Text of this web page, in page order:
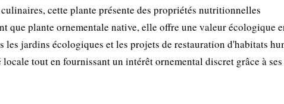
cette plante présente des propriétés nutritionnelles
que plante ornementale native, elle offre une valeur écologique
jardins écologiques et les projets de restauration d'habitats
tout en fournissant un intérêt ornemental discret grâce à ses